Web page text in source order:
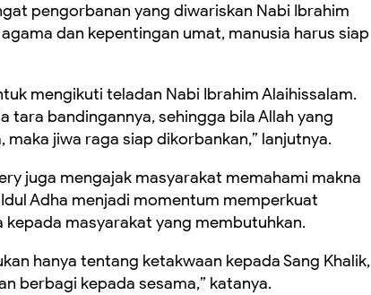
pengorbanan yang diwariskan Nabi Ibrahim
dan kepentingan umat, manusia harus siap
mengikuti teladan Nabi Ibrahim Alaihissalam.
tara bandingannya, sehingga bila Allah yang
jiwa raga siap dikorbankan,” lanjutnya.
juga mengajak masyarakat memahami makna
Adha menjadi momentum memperkuat
masyarakat yang membutuhkan.
hanya tentang ketakwaan kepada Sang Khalik,
berbagi kepada sesama,” katanya.